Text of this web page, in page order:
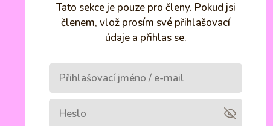
Tato sekce je pouze pro členy. Pokud jsi
členem, vlož prosím své přihlašovací
údaje a přihlas se.